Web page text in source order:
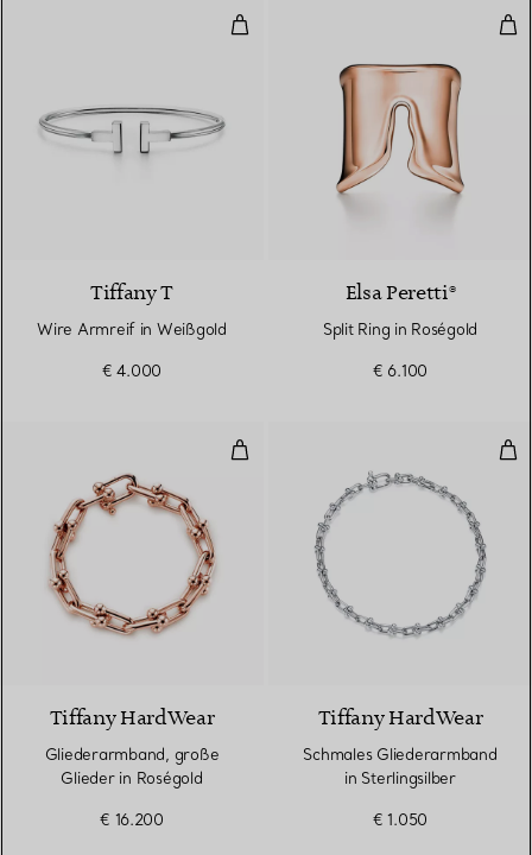
Wire Armreif in Weißgold
Tiffany T
Wire Armreif in Weißgold
€ 4.000
Elsa Peretti®
Split Ring in Roségold
€ 6.100
Gliederarmband, große Glieder
Tiffany HardWear
Gliederarmband, große
Glieder in Roségold
€ 16.200
Tiffany HardWear
Schmales Gliederarmband
in Sterlingsilber
€ 1.050